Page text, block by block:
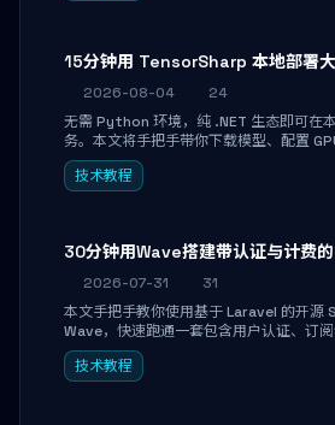
15分钟用 TensorSharp 本地部署
2026-08-04
24
无需 Python 环境，纯 .NET 生态即可在
务。本文将手把手带你下载模型、配置
兼容 API，并在 C# 业务代码中无缝调用
搞定本地 LLM 部署。
技术教程
30分钟用Wave搭建带认证与计费
2026-07-31
31
本文手把手教你使用基于 Laravel 的开
Wave，快速跑通一套包含用户认证、订
台管理的完整 SaaS 骨架。附带 Stripe
业务页面开发实战，助你省去重复基建时
技术教程